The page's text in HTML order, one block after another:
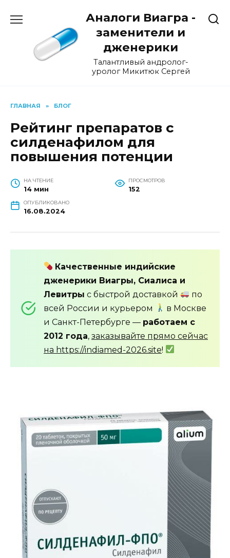
Аналоги Виагра -
заменители и
дженерики
Талантливый андролог-
уролог Микитюк Сергей
ГЛАВНАЯ » БЛОГ
Рейтинг препаратов с
силденафилом для
повышения потенции
НА ЧТЕНИЕ
14 мин
ПРОСМОТРОВ
152
ОПУБЛИКОВАНО
16.08.2024
Качественные индийские
дженерики Виагры, Сиалиса и
Левитры с быстрой доставкой
по
всей России и курьером
в Москве
и Санкт-Петербурге — работаем с
2012 года, заказывайте прямо сейчас
на https://indiamed-2026.site!